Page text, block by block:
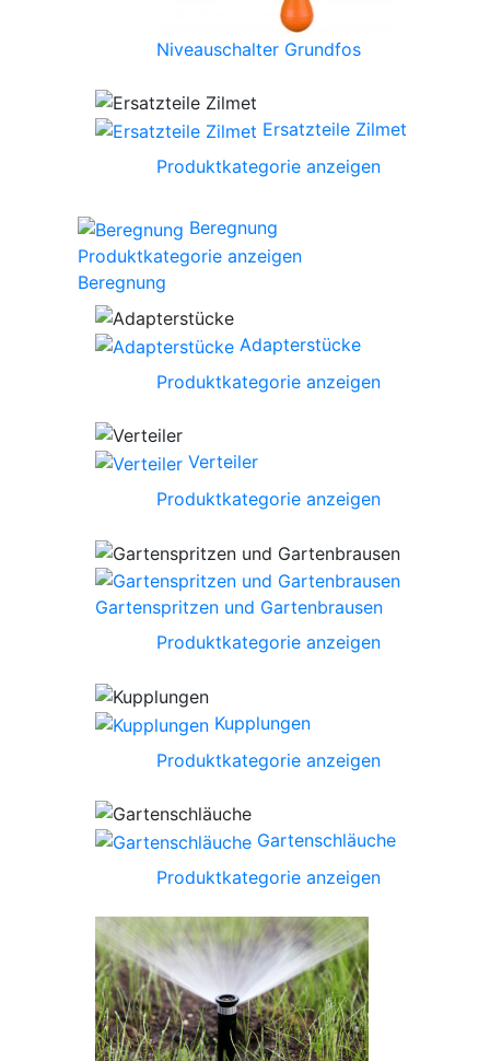
Niveauschalter Grundfos
Ersatzteile Zilmet
Produktkategorie anzeigen
Beregnung
Produktkategorie anzeigen
Beregnung
Adapterstücke
Produktkategorie anzeigen
Verteiler
Produktkategorie anzeigen
Gartenspritzen und Gartenbrausen
Produktkategorie anzeigen
Kupplungen
Produktkategorie anzeigen
Gartenschläuche
Produktkategorie anzeigen